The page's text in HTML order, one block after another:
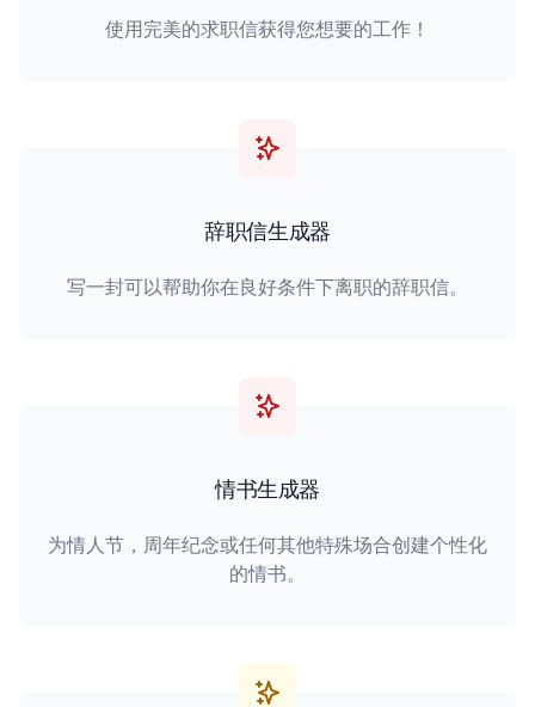
使用完美的求职信获得您想要的工作！
辞职信生成器
写一封可以帮助你在良好条件下离职的辞职信。
情书生成器
为情人节，周年纪念或任何其他特殊场合创建个性化
的情书。